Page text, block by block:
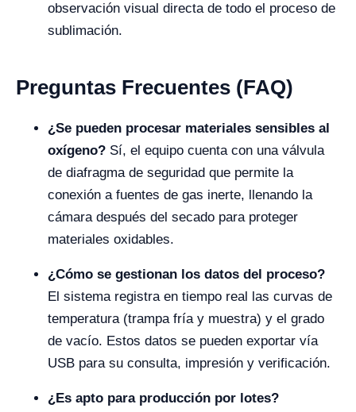
observación visual directa de todo el proceso de
sublimación.
Preguntas Frecuentes (FAQ)
¿Se pueden procesar materiales sensibles al
oxígeno? Sí, el equipo cuenta con una válvula
de diafragma de seguridad que permite la
conexión a fuentes de gas inerte, llenando la
cámara después del secado para proteger
materiales oxidables.
¿Cómo se gestionan los datos del proceso?
El sistema registra en tiempo real las curvas de
temperatura (trampa fría y muestra) y el grado
de vacío. Estos datos se pueden exportar vía
USB para su consulta, impresión y verificación.
¿Es apto para producción por lotes?